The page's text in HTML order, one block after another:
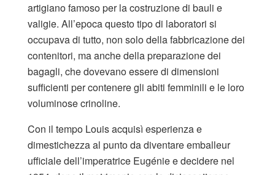
artigiano famoso per la costruzione di bauli e
valigie. All’epoca questo tipo di laboratori si
occupava di tutto, non solo della fabbricazione dei
contenitori, ma anche della preparazione dei
bagagli, che dovevano essere di dimensioni
sufficienti per contenere gli abiti femminili e le loro
voluminose crinoline.
Con il tempo Louis acquisì esperienza e
dimestichezza al punto da diventare emballeur
ufficiale dell’imperatrice Eugénie e decidere nel